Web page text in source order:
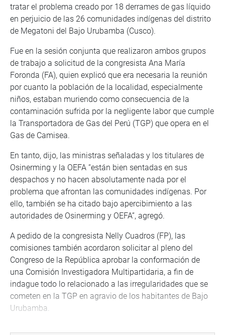
tratar el problema creado por 18 derrames de gas líquido
en perjuicio de las 26 comunidades indígenas del distrito
de Megatoni del Bajo Urubamba (Cusco).
Fue en la sesión conjunta que realizaron ambos grupos
de trabajo a solicitud de la congresista Ana María
Foronda (FA), quien explicó que era necesaria la reunión
por cuanto la población de la localidad, especialmente
niños, estaban muriendo como consecuencia de la
contaminación sufrida por la negligente labor que cumple
la Transportadora de Gas del Perú (TGP) que opera en el
Gas de Camisea.
En tanto, dijo, las ministras señaladas y los titulares de
Osinerming y la OEFA “están bien sentadas en sus
despachos y no hacen absolutamente nada por el
problema que afrontan las comunidades indígenas. Por
ello, también se ha citado bajo apercibimiento a las
autoridades de Osinerming y OEFA”, agregó.
A pedido de la congresista Nelly Cuadros (FP), las
comisiones también acordaron solicitar al pleno del
Congreso de la República aprobar la conformación de
una Comisión Investigadora Multipartidaria, a fin de
indague todo lo relacionado a las irregularidades que se
cometen en la TGP en agravio de los habitantes de Bajo
Urubamba.